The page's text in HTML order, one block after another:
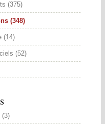
(375)
(348)
(14)
(52)
(3)